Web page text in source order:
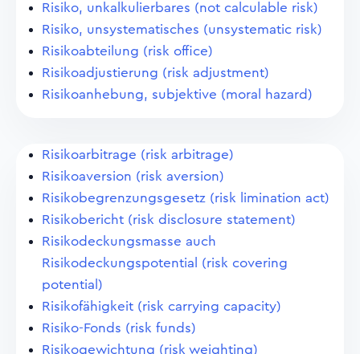
Risiko, unkalkulierbares (not calculable risk)
Risiko, unsystematisches (unsystematic risk)
Risikoabteilung (risk office)
Risikoadjustierung (risk adjustment)
Risikoanhebung, subjektive (moral hazard)
Risikoarbitrage (risk arbitrage)
Risikoaversion (risk aversion)
Risikobegrenzungsgesetz (risk limination act)
Risikobericht (risk disclosure statement)
Risikodeckungsmasse auch
Risikodeckungspotential (risk covering
potential)
Risikofähigkeit (risk carrying capacity)
Risiko-Fonds (risk funds)
Risikogewichtung (risk weighting)